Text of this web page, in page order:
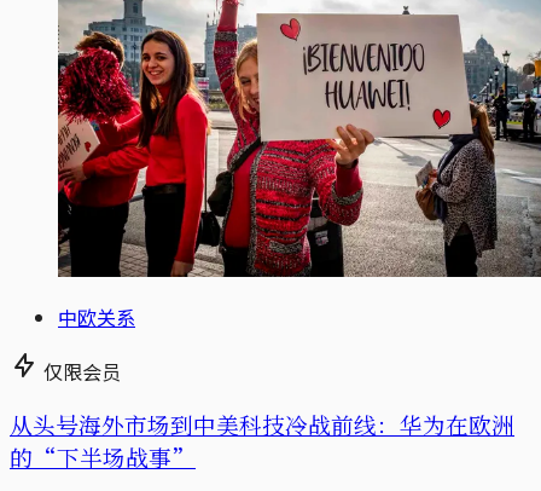
中欧关系
仅限会员
从头号海外市场到中美科技冷战前线：华为在欧洲
的“下半场战事”